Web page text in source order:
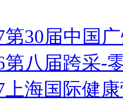
第30届中国
第八届跨采-
上海国际健